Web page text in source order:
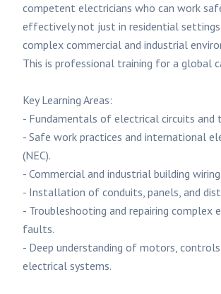
competent electricians who can work
effectively not just in residential
complex commercial and industrial
This is professional training for a global
Key Learning Areas:
- Fundamentals of electrical circuits and
- Safe work practices and international
(NEC).
- Commercial and industrial building wiring.
- Installation of conduits, panels, and
- Troubleshooting and repairing complex
faults.
- Deep understanding of motors,
electrical systems.